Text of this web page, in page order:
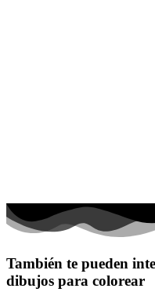
También te pueden
dibujos para colorear